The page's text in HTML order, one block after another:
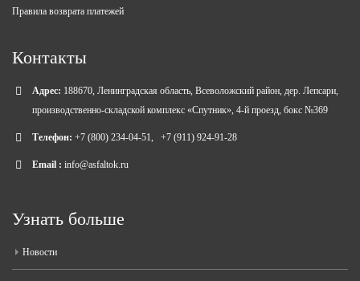
Правила возврата платежей
Контакты
Адрес: 188670, Ленинградская область, Всеволожский район, дер. Лепсари,
производственно-складской комплекс «Спутник», 4-й проезд, бокс №369
Телефон: +7 (800) 234-04-51, +7 (911) 924-91-28
Email : info@asfaltok.ru
Узнать больше
Новости